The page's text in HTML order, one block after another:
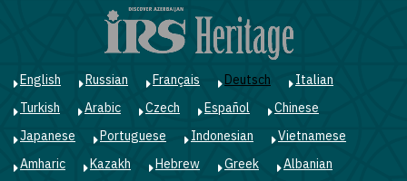
English Russian Français Deutsch
Italian
Turkish
Arabic Czech Español
Chinese
Japanese
Portuguese Indonesian
Vietnamese
Amharic
Kazakh Hebrew Greek
Albanian